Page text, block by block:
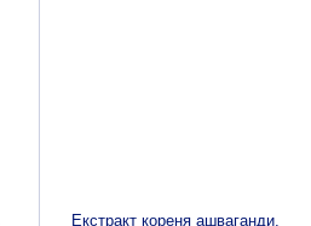
Екстракт кореня ашваганди,